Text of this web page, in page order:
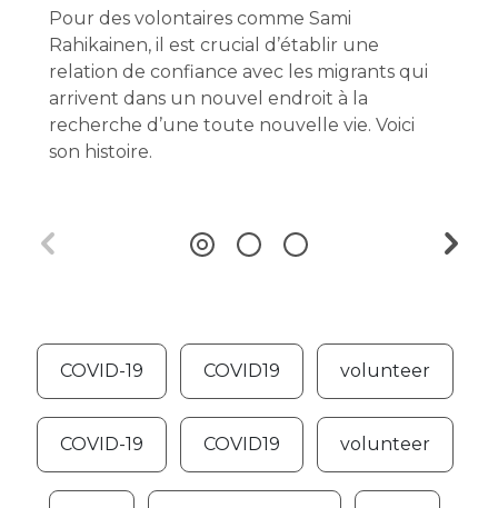
Pour des volontaires comme Sami
Rahikainen, il est crucial d’établir une
relation de confiance avec les migrants qui
arrivent dans un nouvel endroit à la
recherche d’une toute nouvelle vie. Voici
son histoire.
COVID-19 COVID19 volunteer
COVID-19 COVID19 volunteer